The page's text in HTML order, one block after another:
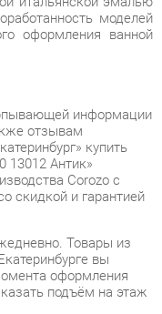
информации
отзывам
Антик»
и гарантией
Товары из
вы
оформления
подъём на этаж
находящихся
индивидуально.
вы можете